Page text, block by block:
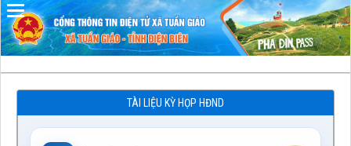
TÀI LIỆU KỲ HỌP HĐND
Đã kết nối EMC